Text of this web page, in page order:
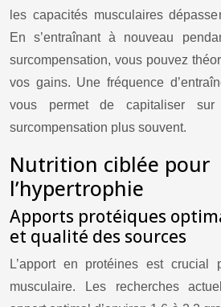
les capacités musculaires
En s’entraînant à nouveau
surcompensation, vous pouvez
vos gains. Une fréquence
vous permet de capitaliser
surcompensation plus souvent.
Nutrition ciblée pour
l’hypertrophie
Apports protéiques
et qualité des sources
L’apport en protéines est crucial
musculaire. Les recherches